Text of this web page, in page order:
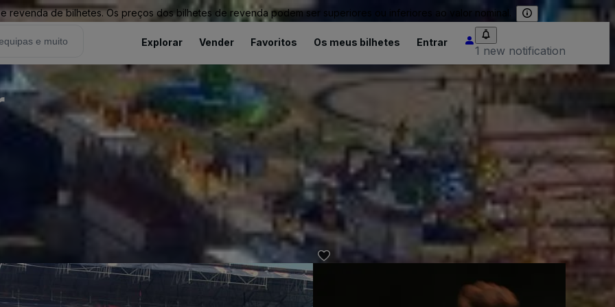
revenda de bilhetes. Os preços dos bilhetes de revenda podem ser superiores ou inferiores ao valor nominal.
Explorar Vender Favoritos Os meus bilhetes Entrar
1 new notification